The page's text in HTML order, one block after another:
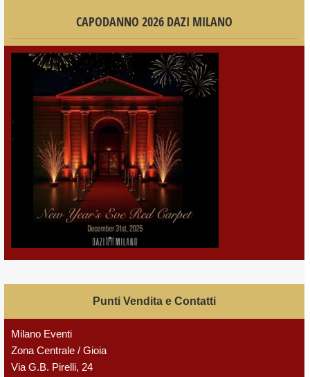
CAPODANNO 2026 DAZI MILANO
Punti Vendita e Contatti
Milano Eventi
Zona Centrale / Gioia
Via G.B. Pirelli, 24